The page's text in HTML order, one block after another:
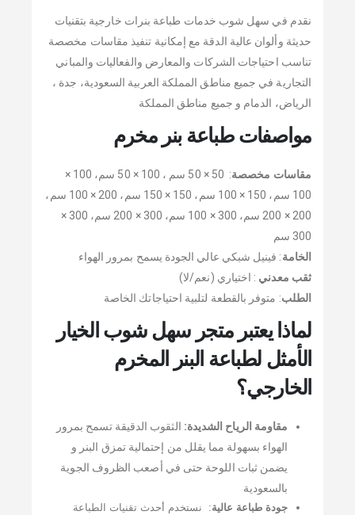
نقدم في سهل شوب خدمات طباعة بنرات خارجية بتقنيات
حديثة وألوان عالية الدقة مع إمكانية تنفيذ مقاسات مخصصة
تناسب احتياجات الشركات والمعارض والفعاليات والمباني
التجارية في جميع مناطق المملكة العربية السعودية، جدة ،
الرياض، الدمام و جميع مناطق المملكة
مواصفات طباعة بنر مخرم
مقاسات مخصصة
: 50 × 50 سم ، 100 × 50 سم، 100 ×
100 سم، 150 × 100 سم، 150 × 150 سم، 200 × 100 سم،
200 × 200 سم، 300 × 100 سم، 300 × 200 سم، 300 ×
300 سم
الخامة: فينيل شبكي عالي الجودة يسمح بمرور الهواء
ثقب معدني : اختياري (نعم/لا)
الطلب: متوفر بالقطعة لتلبية احتياجاتك الخاصة
لماذا يعتبر متجر سهل شوب الخيار
الأمثل لطباعة البنر المخرم
الخارجي؟
مقاومة الرياح الشديدة: الثقوب الدقيقة تسمح بمرور
الهواء بسهولة مما يقلل من إحتمالية تمزق البنر و
يضمن ثبات اللوحة حتى في أصعب الظروف الجوية
بالسعودية
جودة طباعة عالية: نستخدم أحدث تقنيات الطباعة